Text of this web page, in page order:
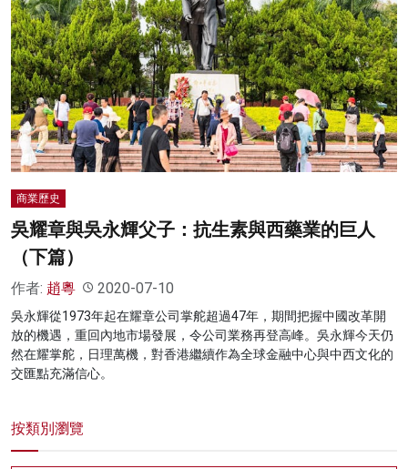
商業歷史
吳耀章與吳永輝父子：抗生素與西藥業的巨人
（下篇）
作者: 趙粵 2020-07-10
吳永輝從1973年起在耀章公司掌舵超過47年，期間把握中國改革開
放的機遇，重回內地市場發展，令公司業務再登高峰。吳永輝今天仍
然在耀掌舵，日理萬機，對香港繼續作為全球金融中心與中西文化的
交匯點充滿信心。
按類別瀏覽